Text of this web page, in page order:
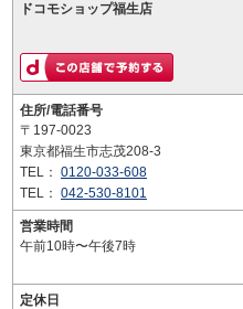
ドコモショップ福生店
住所/電話番号
〒197-0023
東京都福生市志茂208-3
TEL： 0120-033-608
TEL： 042-530-8101
営業時間
午前10時〜午後7時
定休日